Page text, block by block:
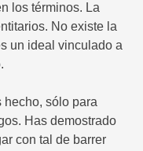
los términos. La
No existe la
un ideal vinculado a
hecho, sólo para
Has demostrado
con tal de barrer